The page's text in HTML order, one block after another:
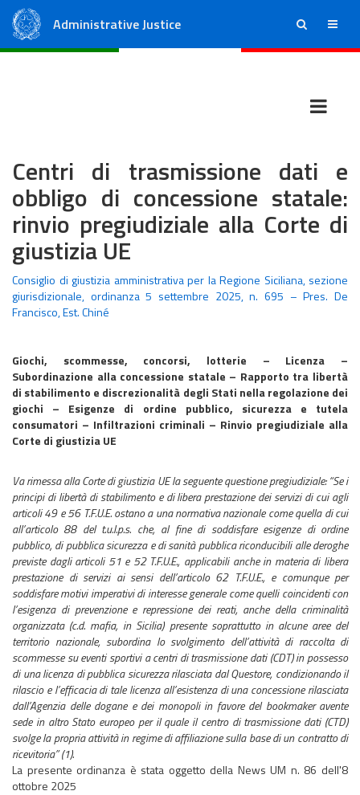
Administrative Justice ricerca menu
Centri di trasmissione dati e
obbligo di concessione statale:
rinvio pregiudiziale alla Corte di
giustizia UE
Consiglio di giustizia amministrativa per la Regione Siciliana, sezione
giurisdizionale, ordinanza 5 settembre 2025, n. 695 – Pres. De
Francisco, Est. Chiné
Giochi, scommesse, concorsi, lotterie – Licenza –
Subordinazione alla concessione statale – Rapporto tra libertà
di stabilimento e discrezionalità degli Stati nella regolazione dei
giochi – Esigenze di ordine pubblico, sicurezza e tutela
consumatori – Infiltrazioni criminali – Rinvio pregiudiziale alla
Corte di giustizia UE
Va rimessa alla Corte di giustizia UE la seguente questione pregiudiziale: “Se i
principi di libertà di stabilimento e di libera prestazione dei servizi di cui agli
articoli 49 e 56 T.F.U.E. ostano a una normativa nazionale come quella di cui
all’articolo 88 del t.u.l.p.s. che, al fine di soddisfare esigenze di ordine
pubblico, di pubblica sicurezza e di sanità pubblica riconducibili alle deroghe
previste dagli articoli 51 e 52 T.F.U.E., applicabili anche in materia di libera
prestazione di servizi ai sensi dell’articolo 62 T.F.U.E., e comunque per
soddisfare motivi imperativi di interesse generale come quelli coincidenti con
l’esigenza di prevenzione e repressione dei reati, anche della criminalità
organizzata (c.d. mafia, in Sicilia) presente soprattutto in alcune aree del
territorio nazionale, subordina lo svolgimento dell’attività di raccolta di
scommesse su eventi sportivi a centri di trasmissione dati (CDT) in possesso
di una licenza di pubblica sicurezza rilasciata dal Questore, condizionando il
rilascio e l’efficacia di tale licenza all’esistenza di una concessione rilasciata
dall’Agenzia delle dogane e dei monopoli in favore del bookmaker avente
sede in altro Stato europeo per il quale il centro di trasmissione dati (CTD)
svolge la propria attività in regime di affiliazione sulla base di un contratto di
ricevitoria” (1).
La presente ordinanza è stata oggetto della News UM n. 86 dell'8
ottobre 2025